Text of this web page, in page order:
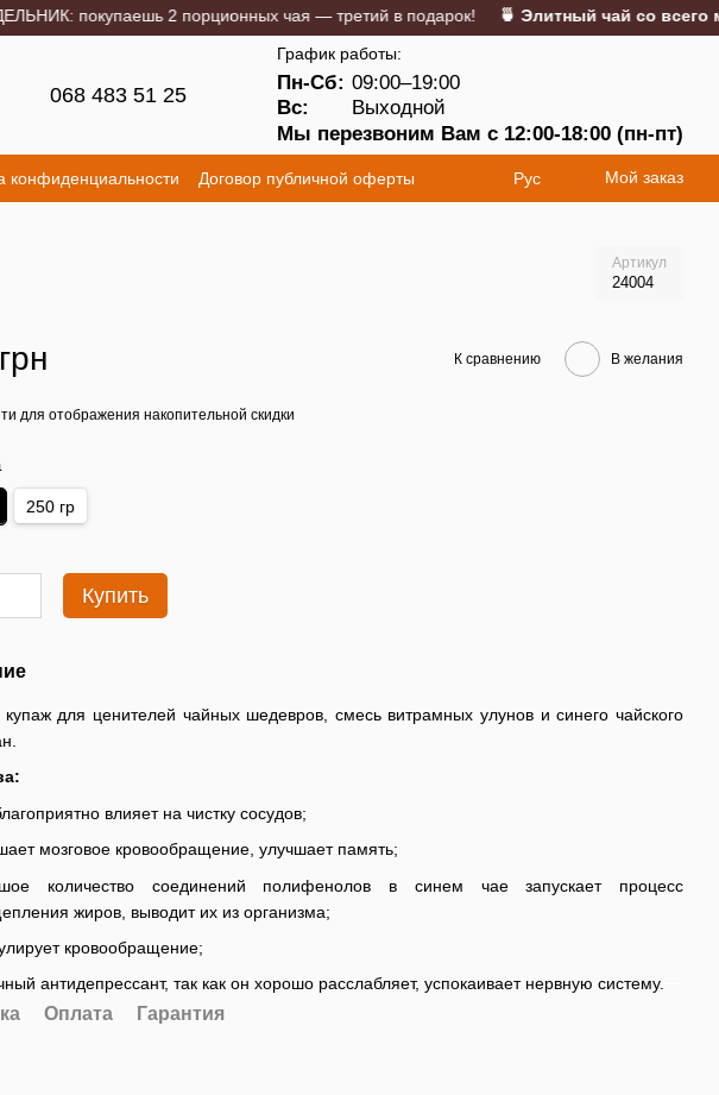
покупаешь 2 порционных чая — третий в подарок!🍵 Элитный чай со всего
068 483 51 25
График работы:
Пн-Сб: 09:00–19:00
Вс:
Выходной
Мы перезвоним Вам с 12:00-18:00 (пн-пт)
конфиденциальности
Договор публичной оферты
Рус Мой заказ
Артикул
24004
К сравнению В желания
для отображения накопительной скидки
250 гр
Купить
купаж для ценителей чайных шедевров, смесь витрамных улунов и синего чайского
влияет на чистку сосудов;
мозговое кровообращение, улучшает память;
количество соединений полифенолов в синем чае запускает процесс
жиров, выводит их из организма;
кровообращение;
антидепрессант, так как он хорошо расслабляет, успокаивает нервную систему.
Оплата Гарантия